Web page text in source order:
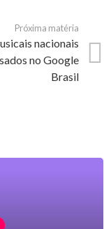
Próxima matéria
nacionais
no Google
Brasil